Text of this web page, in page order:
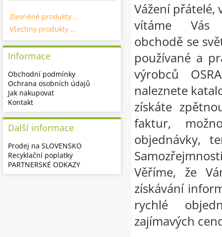
Vážení přátelé,
vítáme Vás
obchodě se
používané a
výrobců
naleznete
získáte
faktur,
objednávky,
Věříme, že
získávání
rychlé
zajímavých
Zlevněné produkty ...
Všechny produkty ...
Informace
Obchodní podmínky
Ochrana osobních údajů
Jak nakupovat
Kontakt
Další informace
Prodej na SLOVENSKO
Recyklační poplatky
PARTNERSKÉ ODKAZY